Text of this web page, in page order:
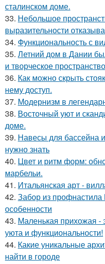
сталинском доме.
33. Небольшое
выразительности
34. Функциональность с
35. Летний дом в Дании
и творческое
36. Как можно скрыть
нему доступ.
37. Модернизм в
38. Восточный уют и
доме.
39. Навесы для бассейна
нужно знать
40. Цвет и ритм форм:
марбельи.
41. Итальянская арт -
42. Забор из
особенности
43. Маленькая прихожая -
уюта и функциональности!
44. Какие уникальные
найти в городе